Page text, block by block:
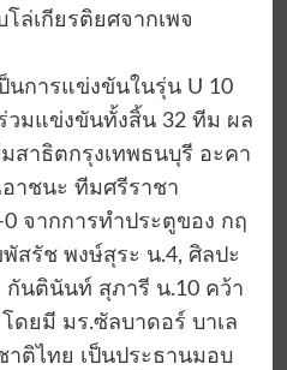
ล่เกียรติยศจากเพจ
นการแข่งขันในรุ่น U 10
วมแข่งขันทั้งสิ้น 32 ทีม ผล
สาธิตกรุงเทพธนบุรี อะคา
อาชนะ ทีมศรีราชา
จากการทำประตูของ กฤ
สรัช พงษ์สุระ น.4, ศิลปะ
กันตินันท์ สุภารี น.10 คว้า
ดยมี มร.ซัลบาดอร์ บาเล
าติไทย เป็นประธานมอบ